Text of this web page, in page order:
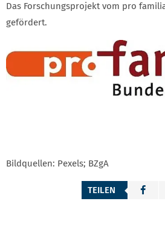
Das Forschungsprojekt vom pro
gefördert.
Bildquellen: Pexels; BZgA
TEILEN